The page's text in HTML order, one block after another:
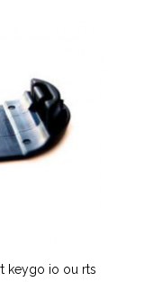
keygo io ou rts